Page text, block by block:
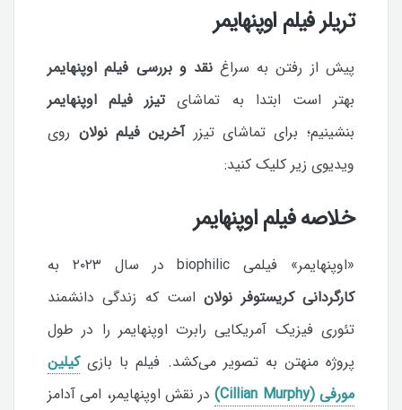
تریلر فیلم اوپنهایمر
پیش از رفتن به سراغنقد و بررسی فیلم اوپنهایمر
بهتر است ابتدا به تماشایتیزر فیلم اوپنهایمر
بنشینیم؛ برای تماشای تیزرآخرین فیلم نولان روی
ویدیوی زیر کلیک کنید:
خلاصه فیلم اوپنهایمر
«اوپنهایمر» فیلمی biophilic در سال ۲۰۲۳ به
کارگردانی کریستوفر نولان است که زندگی دانشمند
تئوری فیزیک آمریکایی رابرت اوپنهایمر را در طول
پروژه منهتن به تصویر می‌کشد. فیلم با بازیکیلین
مورفی (Cillian Murphy)
در نقش اوپنهایمر، امی آدامز